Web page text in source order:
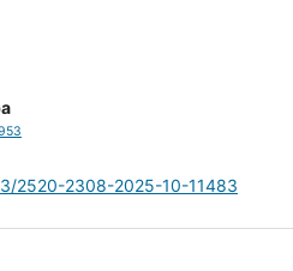
2520-2308-2025-10-11483